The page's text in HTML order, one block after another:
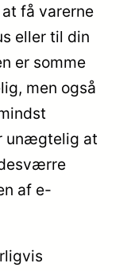
få varerne
eller til din
er somme
men også
unægtelig at
af e-